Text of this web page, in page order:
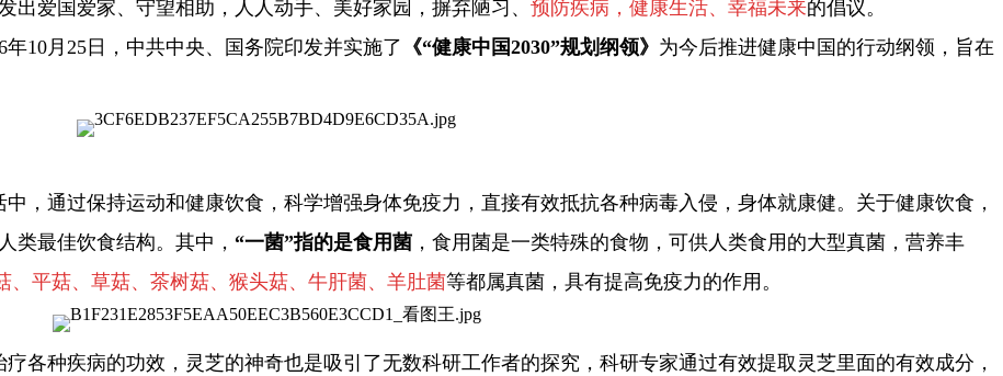
爱国爱家、守望相助，人人动手、美好家园，摒弃陋习、 预防疾病，健康生活、幸福未来的倡议。
10月25日，中共中央、国务院印发并实施了 《“健康中国2030”规划纲领》 为今后推进健康中国的行动纲领，旨在
，通过保持运动和健康饮食，科学增强身体免疫力，直接有效抵抗各种病毒入侵，身体就康健。关于健康饮食，
类最佳饮食结构。其中， “一菌”指的是食用菌 ，食用菌是一类特殊的食物，可供人类食用的大型真菌，营养丰
、平菇、草菇、茶树菇、猴头菇、牛肝菌、羊肚菌等都属真菌，具有提高免疫力的作用。
各种疾病的功效，灵芝的神奇也是吸引了无数科研工作者的探究，科研专家通过有效提取灵芝里面的有效成分，